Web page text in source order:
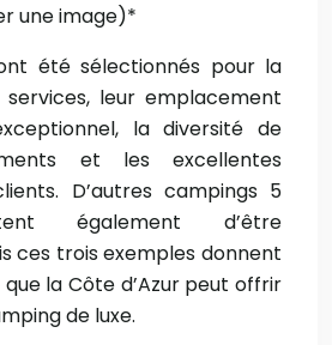
une image)*
été sélectionnés pour la
leur emplacement
la diversité de
et les excellentes
D’autres campings 5
également d’être
ces trois exemples donnent
la Côte d’Azur peut offrir
de luxe.